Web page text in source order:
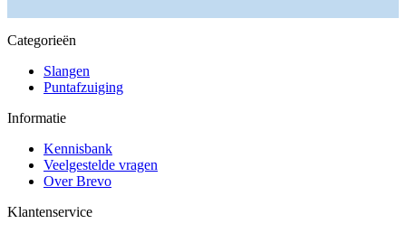
Categorieën
Slangen
Puntafzuiging
Informatie
Kennisbank
Veelgestelde vragen
Over Brevo
Klantenservice